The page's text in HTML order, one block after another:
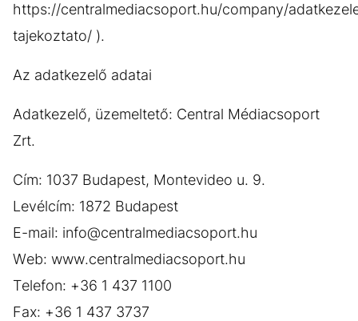
https://centralmediacsoport.hu/company/
tajekoztato/ ).
Az adatkezelő adatai
Adatkezelő, üzemeltető: Central Médiacsoport
Zrt.
Cím: 1037 Budapest, Montevideo u. 9.
Levélcím: 1872 Budapest
E-mail: info@centralmediacsoport.hu
Web: www.centralmediacsoport.hu
Telefon: +36 1 437 1100
Fax: +36 1 437 3737